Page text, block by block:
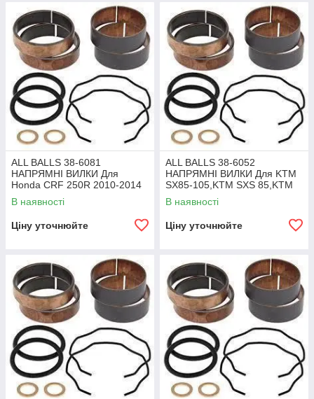
ALL BALLS 38-6081
НАПРЯМНІ ВИЛКИ Для
Honda CRF 250R 2010-2014
В наявності
Ціну уточнюйте
ALL BALLS 38-6052
НАПРЯМНІ ВИЛКИ Для KTM
SX85-105,KTM SXS 85,KTM
XC85-105
В наявності
Ціну уточнюйте